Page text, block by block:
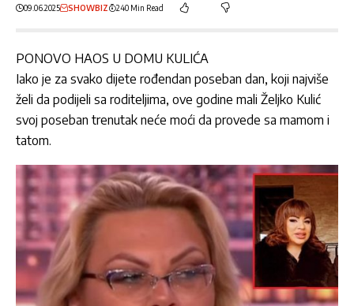
09.06.2025 SHOWBIZ 240 Min Read
PONOVO HAOS U DOMU KULIĆA
Iako je za svako dijete rođendan poseban dan, koji najviše
želi da podijeli sa roditeljima, ove godine mali Željko Kulić
svoj poseban trenutak neće moći da provede sa mamom i
tatom.